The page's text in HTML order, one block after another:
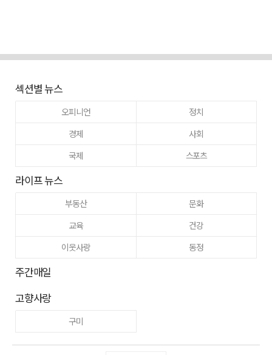
섹션별 뉴스
오피니언
정치
경제
사회
국제
스포츠
라이프 뉴스
부동산
문화
교육
건강
이웃사랑
동정
주간매일
고향사랑
구미